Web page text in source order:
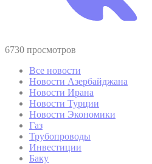
6730 просмотров
Все новости
Новости Азербайджана
Новости Ирана
Новости Турции
Новости Экономики
Газ
Трубопроводы
Инвестиции
Баку